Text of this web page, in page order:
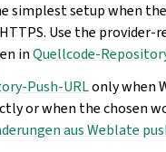
simplest setup when
Use the provider-
inQuellcode-
Push-URLonly when
or when the chosen
aus Weblate